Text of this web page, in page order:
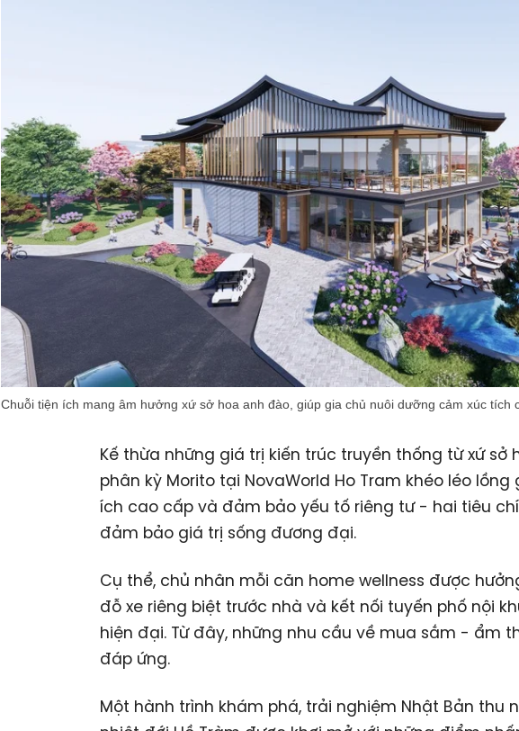
Chuỗi tiện ích mang âm hưởng xứ sở hoa anh đào, giúp gia chủ nuôi dưỡng cảm xúc tích
Kế thừa những giá trị kiến trúc truyền thống từ xứ sở
phân kỳ Morito tại NovaWorld Ho Tram khéo léo lồng
ích cao cấp và đảm bảo yếu tố riêng tư - hai tiêu
đảm bảo giá trị sống đương đại.
Cụ thể, chủ nhân mỗi căn home wellness được
đỗ xe riêng biệt trước nhà và kết nối tuyến phố nội
hiện đại. Từ đây, những nhu cầu về mua sắm - ẩm
đáp ứng.
Một hành trình khám phá, trải nghiệm Nhật Bản thu